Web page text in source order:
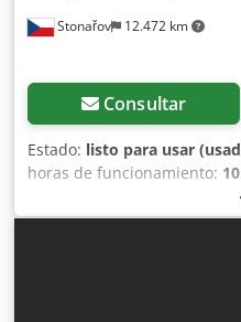
Stonařov 12.472 km
Consultar
Estado: listo para usar
horas de funcionamiento:
, tipo
trifásico, longitud de corte